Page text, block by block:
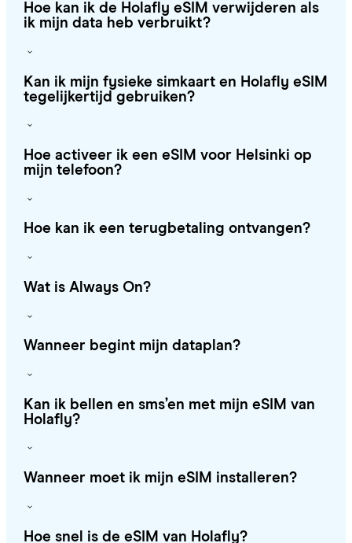
Hoe kan ik de Holafly eSIM verwijderen als
ik mijn data heb verbruikt?
Kan ik mijn fysieke simkaart en Holafly eSIM
tegelijkertijd gebruiken?
Hoe activeer ik een eSIM voor Helsinki op
mijn telefoon?
Hoe kan ik een terugbetaling ontvangen?
Wat is Always On?
Wanneer begint mijn dataplan?
Kan ik bellen en sms’en met mijn eSIM van
Holafly?
Wanneer moet ik mijn eSIM installeren?
Hoe snel is de eSIM van Holafly?